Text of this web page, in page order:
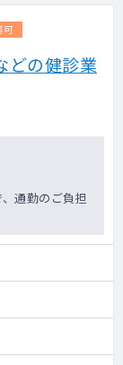
可
の健診業
通勤のご負担